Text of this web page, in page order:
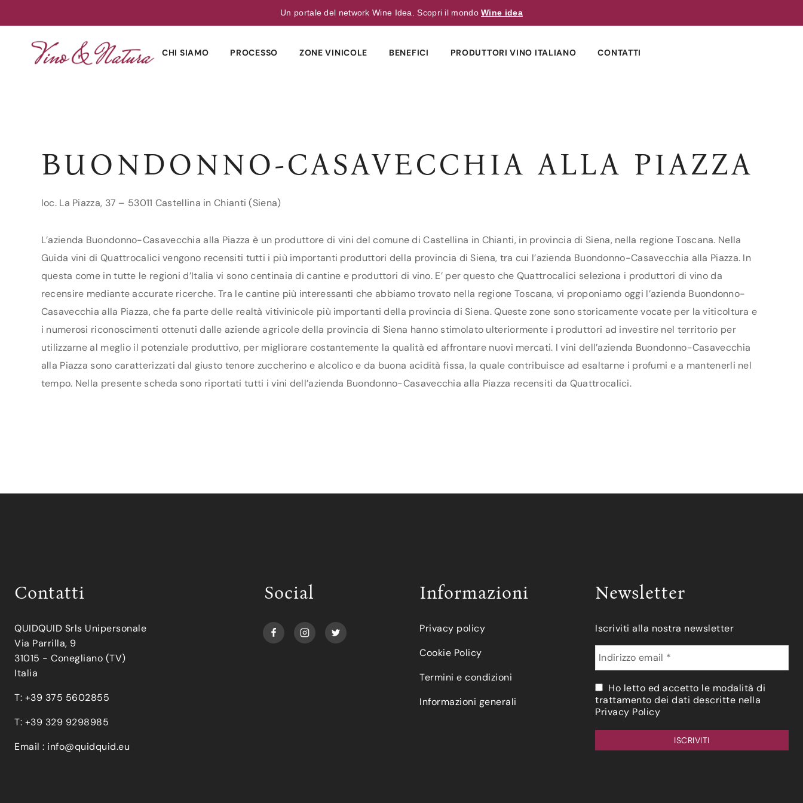
Un portale del network Wine Idea. Scopri il mondoWine idea
CHI SIAMO PROCESSO ZONE VINICOLE BENEFICI PRODUTTORI VINO ITALIANO CONTATTI
BUONDONNO-CASAVECCHIA ALLA PIAZZA
loc. La Piazza, 37 – 53011 Castellina in Chianti (Siena)
L’azienda Buondonno-Casavecchia alla Piazza è un produttore di vini del comune di Castellina in Chianti, in provincia di Siena, nella regione Toscana. Nella
Guida vini di Quattrocalici vengono recensiti tutti i più importanti produttori della provincia di Siena, tra cui l’azienda Buondonno-Casavecchia alla Piazza. In
questa come in tutte le regioni d’Italia vi sono centinaia di cantine e produttori di vino. E’ per questo che Quattrocalici seleziona i produttori di vino da
recensire mediante accurate ricerche. Tra le cantine più interessanti che abbiamo trovato nella regione Toscana, vi proponiamo oggi l’azienda Buondonno-
Casavecchia alla Piazza, che fa parte delle realtà vitivinicole più importanti della provincia di Siena. Queste zone sono storicamente vocate per la viticoltura e
i numerosi riconoscimenti ottenuti dalle aziende agricole della provincia di Siena hanno stimolato ulteriormente i produttori ad investire nel territorio per
utilizzarne al meglio il potenziale produttivo, per migliorare costantemente la qualità ed affrontare nuovi mercati. I vini dell’azienda Buondonno-Casavecchia
alla Piazza sono caratterizzati dal giusto tenore zuccherino e alcolico e da buona acidità fissa, la quale contribuisce ad esaltarne i profumi e a mantenerli nel
tempo. Nella presente scheda sono riportati tutti i vini dell’azienda Buondonno-Casavecchia alla Piazza recensiti da Quattrocalici.
Contatti
QUIDQUID Srls Unipersonale
Via Parrilla, 9
31015 - Conegliano (TV)
Italia
T: +39 375 5602855
T: +39 329 9298985
Email : info@quidquid.eu
Social Informazioni
Privacy policy
Cookie Policy
Termini e condizioni
Informazioni generali
Newsletter
Iscriviti alla nostra newsletter
Ho letto ed accetto le modalità di
trattamento dei dati descritte nella
Privacy Policy